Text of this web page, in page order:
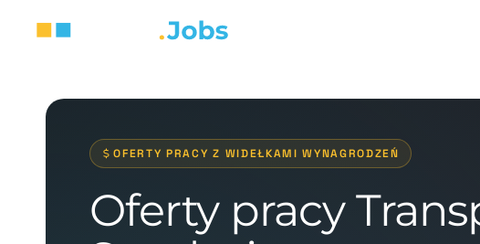
OFERTY PRACY Z WIDEŁKAMI WYNAGRODZEŃ
Oferty pracy